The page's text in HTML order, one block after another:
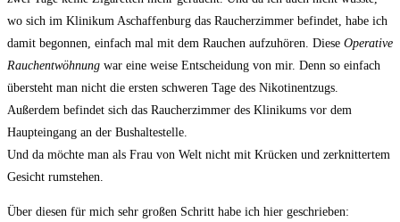
wo sich im Klinikum Aschaffenburg das Raucherzimmer befindet, habe ich
damit begonnen, einfach mal mit dem Rauchen aufzuhören. Diese Operative
Rauchentwöhnung war eine weise Entscheidung von mir. Denn so einfach
übersteht man nicht die ersten schweren Tage des Nikotinentzugs.
Außerdem befindet sich das Raucherzimmer des Klinikums vor dem
Haupteingang an der Bushaltestelle.
Und da möchte man als Frau von Welt nicht mit Krücken und zerknittertem
Gesicht rumstehen.
Über diesen für mich sehr großen Schritt habe ich hier geschrieben: